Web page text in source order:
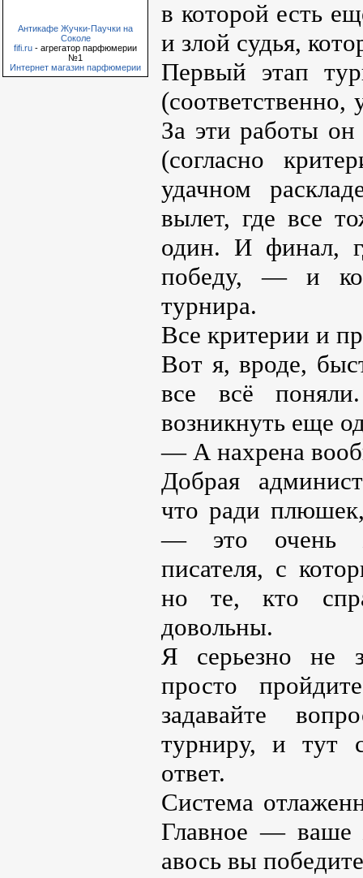
Антикафе Жучки-Паучки на
Соколе
fifi.ru - агрегатор парфюмерии
№1
Интернет магазин парфюмерии
в которой есть
и злой судья,
Первый этап
За эти работы он
(согласно
удачном
вылет, где все
один. И финал,
победу, — и
турнира.
Все критерии и
Вот я, вроде,
все всё
возникнуть еще
— А нахрена
Добрая
что ради
— это очень
писателя, с
но те, кто
довольны.
Я серьезно не
просто
задавайте
турниру, и тут
ответ.
Система
Главное — ваше
авось вы